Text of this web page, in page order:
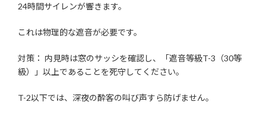
24時間サイレンが響きます。
これは物理的な遮音が必要です。
対策： 内見時は窓のサッシを確認し、「遮音等級T-3（30等
級）」以上であることを死守してください。
T-2以下では、深夜の酔客の叫び声すら防げません。